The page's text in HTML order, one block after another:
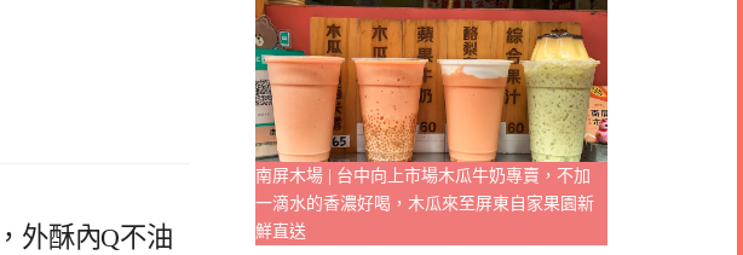
外酥內Q不油
南屏木場 | 台中向上市場木瓜牛奶專賣，不加
一滴水的香濃好喝，木瓜來至屏東自家果園新
鮮直送